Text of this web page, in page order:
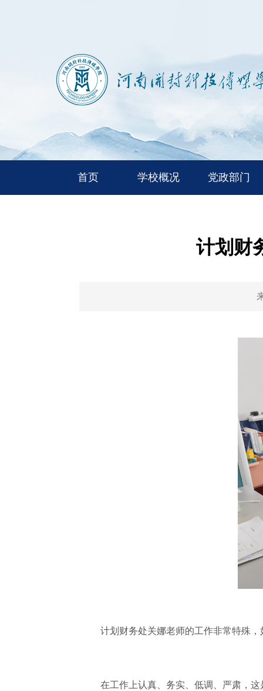
首页 学校概况 党政部门
计划财
计划财务处关娜老师的工作非常特殊
在工作上认真、务实、低调、严肃，